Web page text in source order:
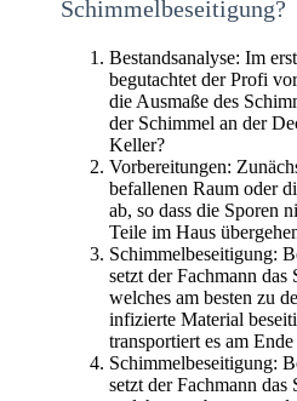
Schimmelbeseitigung?
Bestandsanalyse: Im
begutachtet der Profi
die Ausmaße des
der Schimmel an der
Keller?
Vorbereitungen:
befallenen Raum oder
ab, so dass die Sporen
Teile im Haus
Schimmelbeseitigung:
setzt der Fachmann das
welches am besten zu
infizierte Material
transportiert es am Ende
Schimmelbeseitigung:
setzt der Fachmann das